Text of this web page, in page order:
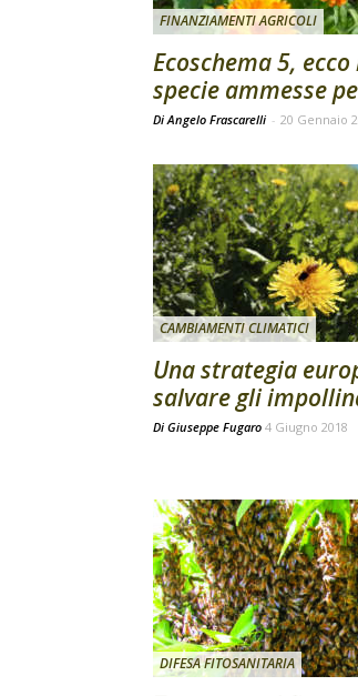
FINANZIAMENTI AGRICOLI
Ecoschema 5, ecco
specie ammesse
Di Angelo Frascarelli - 20 Gennaio
CAMBIAMENTI CLIMATICI
Una strategia
salvare gli
Di Giuseppe Fugaro 4 Giugno 2018
DIFESA FITOSANITARIA